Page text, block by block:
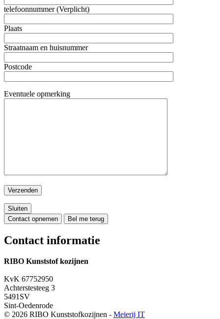
telefoonnummer (Verplicht)
Plaats
Straatnaam en huisnummer
Postcode
Eventuele opmerking
Sluiten
Contact opnemen
Bel me terug
Contact informatie
RIBO Kunststof kozijnen
KvK 67752950
Achterstesteeg 3
5491SV
Sint-Oedenrode
© 2026 RIBO Kunststofkozijnen - Meierij IT